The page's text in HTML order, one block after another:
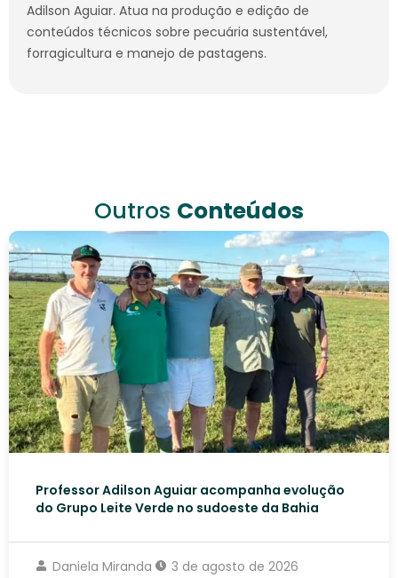
Adilson Aguiar. Atua na produção e edição de
conteúdos técnicos sobre pecuária sustentável,
forragicultura e manejo de pastagens.
Outros Conteúdos
Professor Adilson Aguiar acompanha evolução
do Grupo Leite Verde no sudoeste da Bahia
Daniela Miranda 3 de agosto de 2026